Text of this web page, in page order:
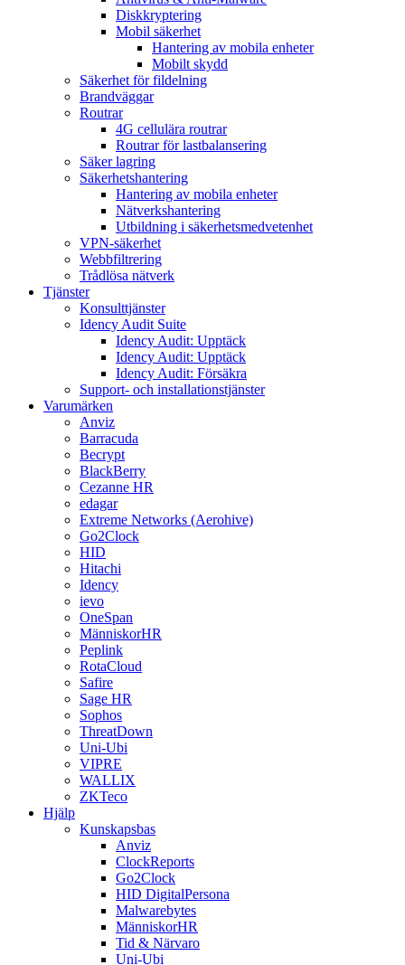
Diskkryptering
Mobil säkerhet
Hantering av mobila enheter
Mobilt skydd
Säkerhet för fildelning
Brandväggar
Routrar
4G cellulära routrar
Routrar för lastbalansering
Säker lagring
Säkerhetshantering
Hantering av mobila enheter
Nätverkshantering
Utbildning i säkerhetsmedvetenhet
VPN-säkerhet
Webbfiltrering
Trådlösa nätverk
Tjänster
Konsulttjänster
Idency Audit Suite
Idency Audit: Upptäck
Idency Audit: Upptäck
Idency Audit: Försäkra
Support- och installationstjänster
Varumärken
Anviz
Barracuda
Becrypt
BlackBerry
Cezanne HR
edagar
Extreme Networks (Aerohive)
Go2Clock
HID
Hitachi
Idency
ievo
OneSpan
MänniskorHR
Peplink
RotaCloud
Safire
Sage HR
Sophos
ThreatDown
Uni-Ubi
VIPRE
WALLIX
ZKTeco
Hjälp
Kunskapsbas
Anviz
ClockReports
Go2Clock
HID DigitalPersona
Malwarebytes
MänniskorHR
Tid & Närvaro
Uni-Ubi